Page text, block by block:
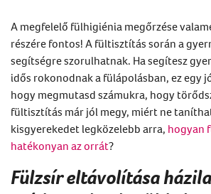
A megfelelő fülhigiénia megőrzése
részére fontos! A fültisztítás során a
segítségre szorulhatnak. Ha segítesz
idős rokonodnak a fülápolásban, ez egy
hogy megmutasd számukra, hogy
fültisztítás már jól megy, miért ne
kisgyerekedet legközelebb arra, hogyan
hatékonyan az orrát?
Fülzsír eltávolítása